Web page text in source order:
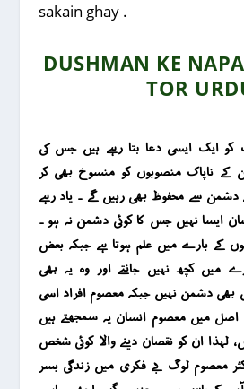
sakain ghay .
DUSHMAN KE
TOR
ایک ایسی دعا بتا رہے ہیں جس کی
کے ناپاک منصوبوں کو منسوخ بھی کر
دشمن سے محفوظ بھی رہیں گے ۔ یاد رہے
ایسا نہیں جس کا کوئی دشمن نہ ہو ۔
کے بارے میں علم ہوتا ہے جبکہ بعض
میں کچھ نہیں جانتے اور وہ یہ بھی
بھی دشمن نہیں جبکہ معصوم افراد اسی
اصل میں معصوم انسان یہ سمجھتے ہیں
، لہذا ان کو نقصان دینے والا کوئی شخص
معصوم لوگ بے فکری میں زندگی بسر